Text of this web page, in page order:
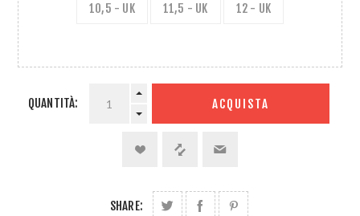
10,5 - UK 11,5 - UK 12 - UK
QUANTITÀ: ACQUISTA
SHARE: